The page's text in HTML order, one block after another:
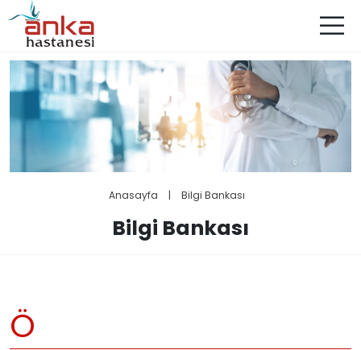
Anasayfa | Bilgi Bankası
Bilgi Bankası
Ö